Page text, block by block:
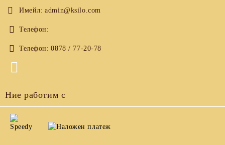
Имейл: admin@ksilo.com
Телефон:
Телефон: 0878 / 77-20-78
Ние работим с